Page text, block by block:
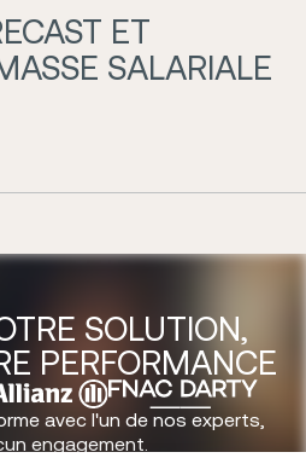
ET
SALARIALE
SOLUTION,
PERFORMANCE
avec l'un de nos experts,
engagement.